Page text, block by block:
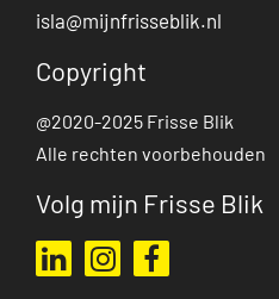
isla@mijnfrisseblik.nl
Copyright
@2020-2025 Frisse Blik
Alle rechten voorbehouden
Volg mijn Frisse Blik
Ga naar mijn LinkedIn
Ga naar mijn